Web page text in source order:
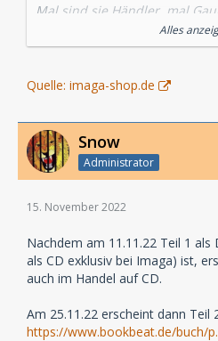
Mal sind sie Händler, mal
Not. Als die verwegenen
Cosma auf der abgelegenen
bekommen, ahnen sie nicht,
Verfolgungsjagd beginnt, die
Mit diesem filmästhetischen
OLIVER DÖRING eine ebenso
Science Fiction-Geschichte
Bombastisches Kopfkino
Laufzeit: ca.54:00
Veröffentlichung: 11.11.2022
Alles
Quelle: imaga-shop.de
Snow
Administrator
15. November 2022
Nachdem am 11.11.22 Teil 1
als CD exklusiv bei Imaga) ist,
auch im Handel auf CD.
Am 25.11.22 erscheint dann
https://www.bookbeat.de/buch/